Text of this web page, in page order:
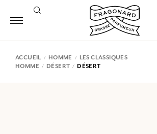
ACCUEIL HOMME
LES CLASSIQUES
HOMME
DÉSERT DÉSERT